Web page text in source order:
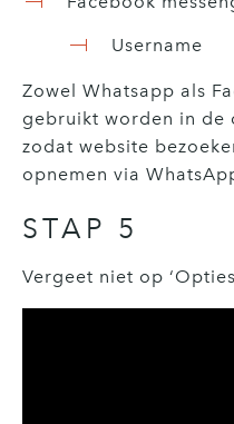
Username
Zowel Whatsapp als
gebruikt worden in de
zodat website
opnemen via
STAP 5
Vergeet niet op